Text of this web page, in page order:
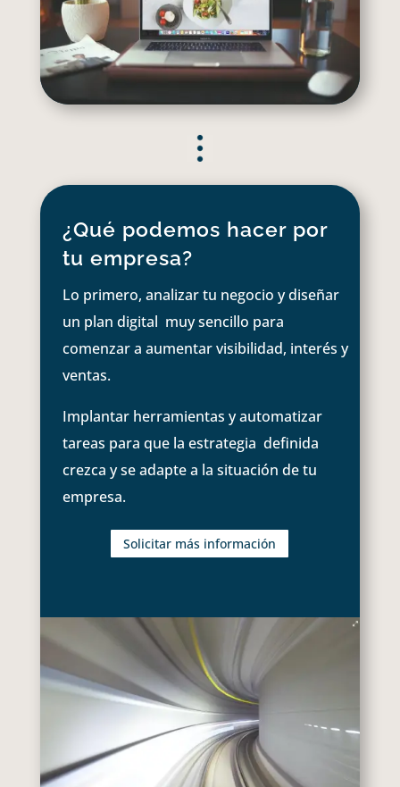
¿Qué podemos hacer por
tu empresa?
Lo primero, analizar tu negocio y diseñar
un plan digital muy sencillo para
comenzar a aumentar visibilidad, interés y
ventas.
Implantar herramientas y automatizar
tareas para que la estrategia definida
crezca y se adapte a la situación de tu
empresa.
Solicitar más información